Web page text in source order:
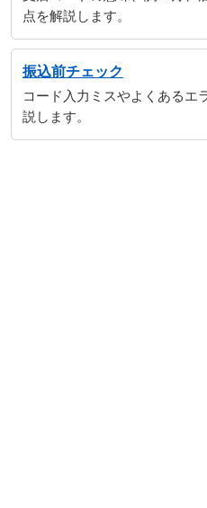
点を解説します。
振込前チェック
コード入力ミスやよくあるエ
説します。